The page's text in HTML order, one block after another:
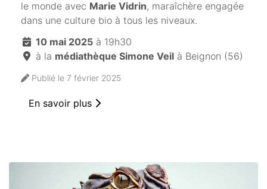
le monde avec Marie Vidrin, maraîchère engagée
dans une culture bio à tous les niveaux.
10 mai 2025 à 19h30
à la médiathèque Simone Veil à Beignon (56)
Publié le 7 février 2025
En savoir plus